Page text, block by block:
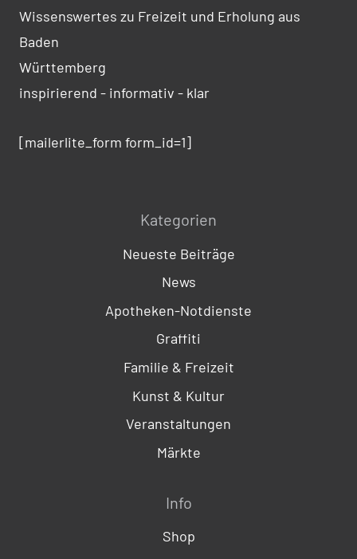
Wissenswertes zu Freizeit und Erholung aus
Baden
Württemberg
inspirierend - informativ - klar
[mailerlite_form form_id=1]
Kategorien
Neueste Beiträge
News
Apotheken-Notdienste
Graffiti
Familie & Freizeit
Kunst & Kultur
Veranstaltungen
Märkte
Info
Shop